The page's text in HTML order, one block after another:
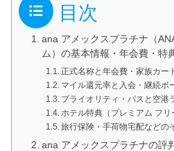
目次
ana アメックスプラチナ（
ム）の基本情報・年会費・特
正式名称と年会費・家族カー
マイル還元率と入会・継続ボ
プライオリティ・パスと空港
ホテル特典（プレミアム フリ
旅行保険・手荷物宅配などの
ana アメックスプラチナの評